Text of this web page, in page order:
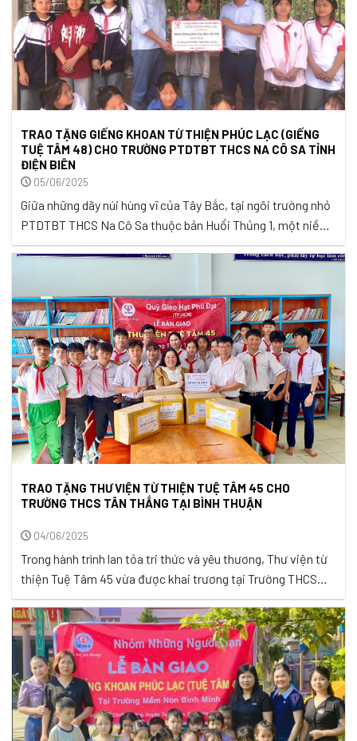
TRAO TẶNG GIẾNG KHOAN TỪ THIỆN PHÚC LẠC (GIẾNG
TUỆ TÂM 48) CHO TRƯỜNG PTDTBT THCS NA CÔ SA TỈNH
ĐIỆN BIÊN
05/06/2025
Giữa những dãy núi hùng vĩ của Tây Bắc, tại ngôi trường nhỏ
PTDTBT THCS Na Cô Sa thuộc bản Huổi Thủng 1, một niềm
vui lớn đã về trong ánh mắt rạng ngời của 727 học trò cùng
toàn thể thầy cô và phụ huynh. Công trình giếng nước sạch –
TRAO TẶNG THƯ VIỆN TỪ THIỆN TUỆ TÂM 45 CHO
TRƯỜNG THCS TÂN THẮNG TẠI BÌNH THUẬN
04/06/2025
Trong hành trình lan tỏa tri thức và yêu thương, Thư viện từ
thiện Tuệ Tâm 45 vừa được khai trương tại Trường THCS
Tân Thắng, mang đến niềm vui và hy vọng cho hơn 600 học
sinh tại vùng đất Hàm Tân, Bình Thuận. Đây là món quà ý
nghĩa mà Quỹ Gieo Hạt ...